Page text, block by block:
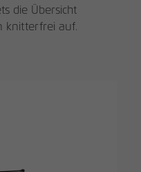
die Übersicht
knitterfrei auf.